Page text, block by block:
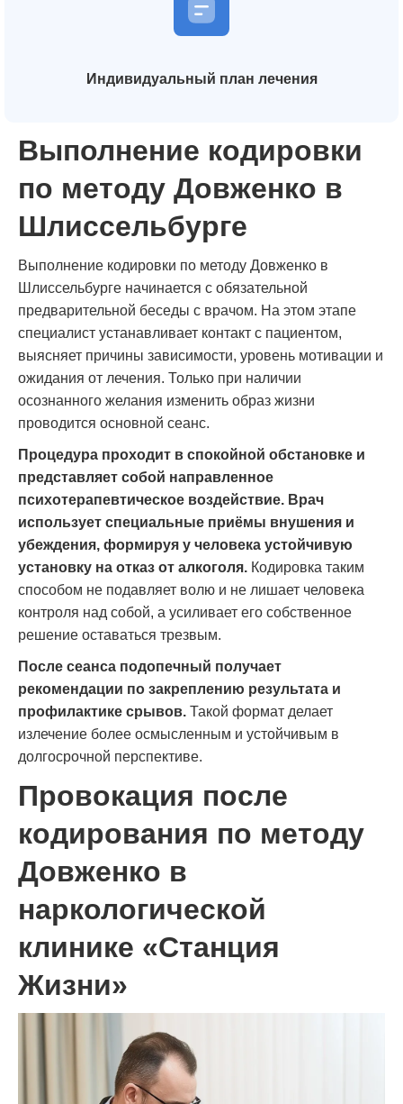
Индивидуальный план лечения
Выполнение кодировки
по методу Довженко в
Шлиссельбурге
Выполнение кодировки по методу Довженко в
Шлиссельбурге начинается с обязательной
предварительной беседы с врачом. На этом этапе
специалист устанавливает контакт с пациентом,
выясняет причины зависимости, уровень мотивации и
ожидания от лечения. Только при наличии
осознанного желания изменить образ жизни
проводится основной сеанс.
Процедура проходит в спокойной обстановке и
представляет собой направленное
психотерапевтическое воздействие. Врач
использует специальные приёмы внушения и
убеждения, формируя у человека устойчивую
установку на отказ от алкоголя. Кодировка таким
способом не подавляет волю и не лишает человека
контроля над собой, а усиливает его собственное
решение оставаться трезвым.
После сеанса подопечный получает
рекомендации по закреплению результата и
профилактике срывов. Такой формат делает
излечение более осмысленным и устойчивым в
долгосрочной перспективе.
Провокация после
кодирования по методу
Довженко в
наркологической
клинике «Станция
Жизни»